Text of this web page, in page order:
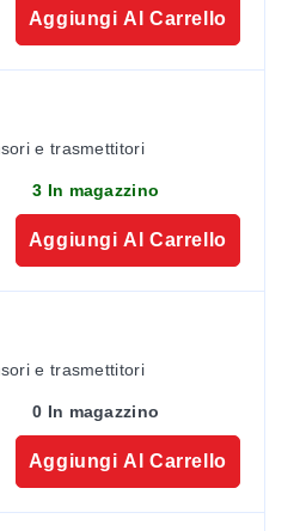
Omega Link
con Omega Link
tu sia. L'interfaccia cloud
e archiviare i dati,
e fornisce approfondimenti
Visita il sito web OMEGA
Aggiungi Al Carrello
e trasmettitori
3 In magazzino
Aggiungi Al Carrello
e trasmettitori
0 In magazzino
Aggiungi Al Carrello